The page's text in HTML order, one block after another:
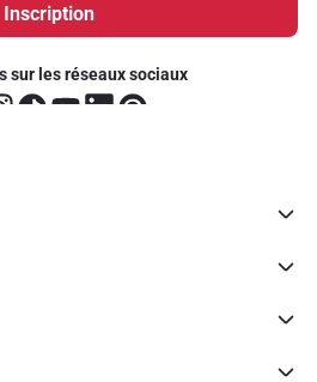
Inscription
sur les réseaux sociaux